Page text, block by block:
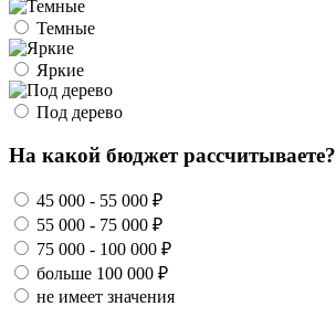
Темные
Яркие
Под дерево
На какой бюджет рассчитываете?
45 000 - 55 000 ₽
55 000 - 75 000 ₽
75 000 - 100 000 ₽
больше 100 000 ₽
не имеет значения